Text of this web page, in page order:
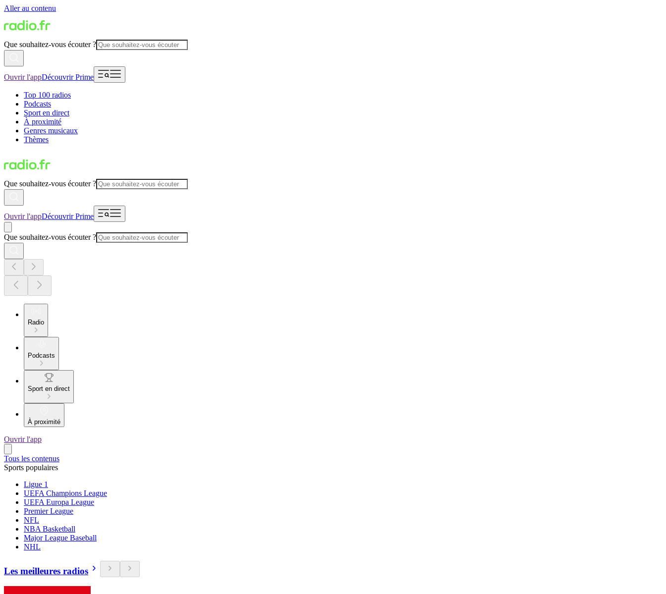
Aller au contenu
Que souhaitez-vous écouter ?
Ouvrir l'appDécouvrir Prime
Top 100 radios
Podcasts
Sport en direct
À proximité
Genres musicaux
Thèmes
Que souhaitez-vous écouter ?
Ouvrir l'appDécouvrir Prime
Que souhaitez-vous écouter ?
Radio
Podcasts
Sport en direct
À proximité
Ouvrir l'app
Tous les contenus
Sports populaires
Ligue 1
UEFA Champions League
UEFA Europa League
Premier League
NFL
NBA Basketball
Major League Baseball
NHL
Les meilleures radios